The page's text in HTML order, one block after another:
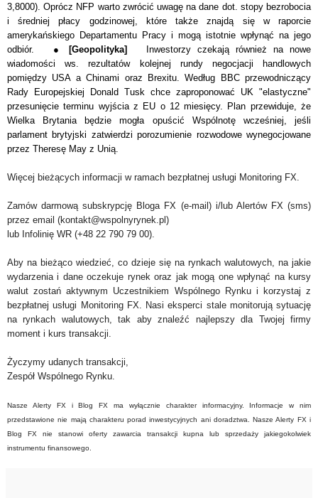
3,8000). Oprócz NFP warto zwrócić uwagę na dane dot. stopy bezrobocia
i średniej płacy godzinowej, które także znajdą się w raporcie
amerykańskiego Departamentu Pracy i mogą istotnie wpłynąć na jego
odbiór. ● [Geopolityka] Inwestorzy czekają również na nowe
wiadomości ws. rezultatów kolejnej rundy negocjacji handlowych
pomiędzy USA a Chinami oraz Brexitu. Według BBC przewodniczący
Rady Europejskiej Donald Tusk chce zaproponować UK "elastyczne"
przesunięcie terminu wyjścia z EU o 12 miesięcy. Plan przewiduje, że
Wielka Brytania będzie mogła opuścić Wspólnotę wcześniej, jeśli
parlament brytyjski zatwierdzi porozumienie rozwodowe wynegocjowane
przez Theresę May z Unią.
Więcej bieżących informacji w ramach bezpłatnej usługi Monitoring FX.
Zamów darmową subskrypcję Bloga FX (e-mail) i/lub Alertów FX (sms)
przez email (kontakt@wspolnyrynek.pl)
lub Infolinię WR (+48 22 790 79 00).
Aby na bieżąco wiedzieć, co dzieje się na rynkach walutowych, na jakie
wydarzenia i dane oczekuje rynek oraz jak mogą one wpłynąć na kursy
walut zostań aktywnym Uczestnikiem Wspólnego Rynku i korzystaj z
bezpłatnej usługi Monitoring FX. Nasi eksperci stale monitorują sytuację
na rynkach walutowych, tak aby znaleźć najlepszy dla Twojej firmy
moment i kurs transakcji.
Życzymy udanych transakcji,
Zespół Wspólnego Rynku.
Nasze Alerty FX i Blog FX ma wyłącznie charakter informacyjny. Informacje w nim
przedstawione nie mają charakteru porad inwestycyjnych ani doradztwa. Nasze Alerty FX i
Blog FX nie stanowi oferty zawarcia transakcji kupna lub sprzedaży jakiegokolwiek
instrumentu finansowego.